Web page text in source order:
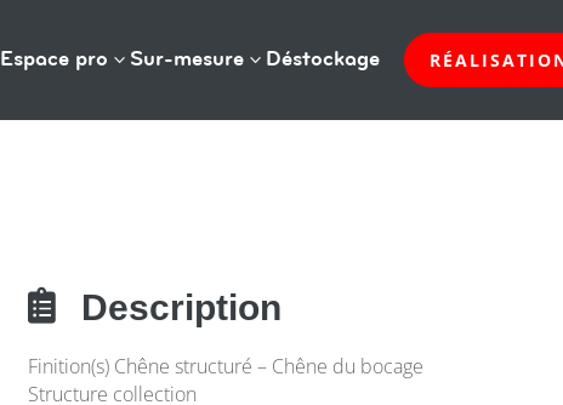
Espace pro 3 Sur-mesure3 Déstockage
 Description
Finition(s) Chêne structuré – Chêne du bocage
Structure collection